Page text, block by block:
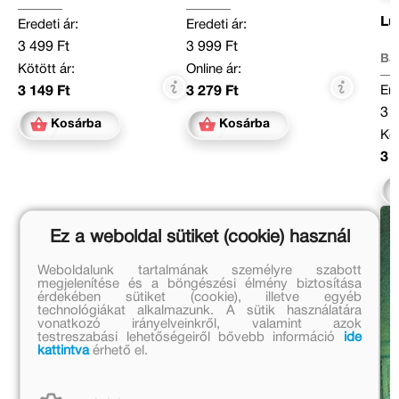
Eredeti ár:
3 499 Ft
Kötött ár:
3 149 Ft
Kosárba
Eredeti ár:
3 999 Ft
Online ár:
3 279 Ft
Kosárba
3
3
Ez a weboldal sütiket (cookie) használ
Weboldalunk tartalmának személyre szabott
megjelenítése és a böngészési élmény biztosítása
érdekében sütiket (cookie), illetve egyéb
technológiákat alkalmazunk. A sütik használatára
vonatkozó irányelveinkről, valamint azok
testreszabási lehetőségeiről bővebb információ
ide
kattintvaérhető el.